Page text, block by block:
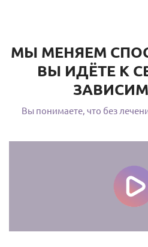
МЫ МЕНЯЕМ
ВЫ ИДЁТЕ К
Вы понимаете, что без